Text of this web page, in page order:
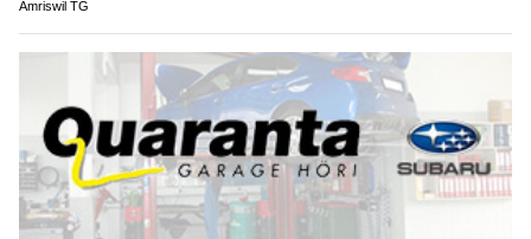
FTS Gipsergeschäft GmbH – Ihr Partner für Gipser- und Trockenbauarbeiten in